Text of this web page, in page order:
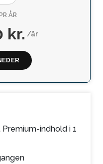
indhold i 1
ÅR
kr./år